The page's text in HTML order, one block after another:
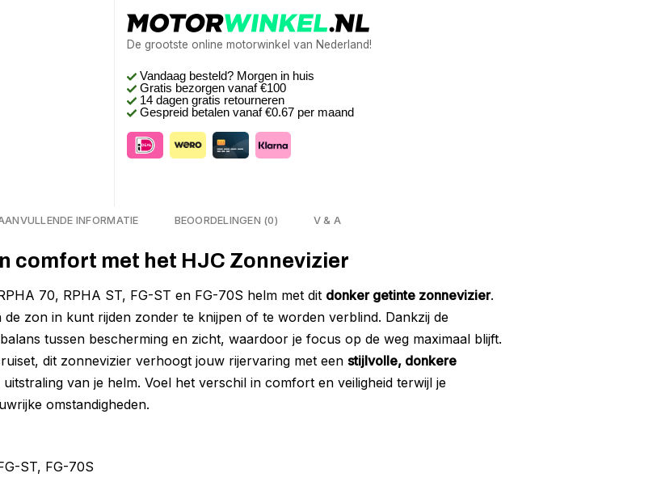
De grootste online motorwinkel van Nederland!
Vandaag besteld? Morgen in huis
Gratis bezorgen vanaf €100
14 dagen gratis retourneren
Gespreid betalen vanaf €0.67 per maand
INFORMATIE BEOORDELINGEN (0) V & A
comfort met het HJC Zonnevizier
70, RPHA ST, FG-ST en FG-70S helm met dit donker getinte zonnevizier.
zon in kunt rijden zonder te knijpen of te worden verblind. Dankzij de
tussen bescherming en zicht, waardoor je focus op de weg maximaal blijft.
dit zonnevizier verhoogt jouw rijervaring met een stijlvolle, donkere
van je helm. Voel het verschil in comfort en veiligheid terwijl je
omstandigheden.
ST, FG-70S